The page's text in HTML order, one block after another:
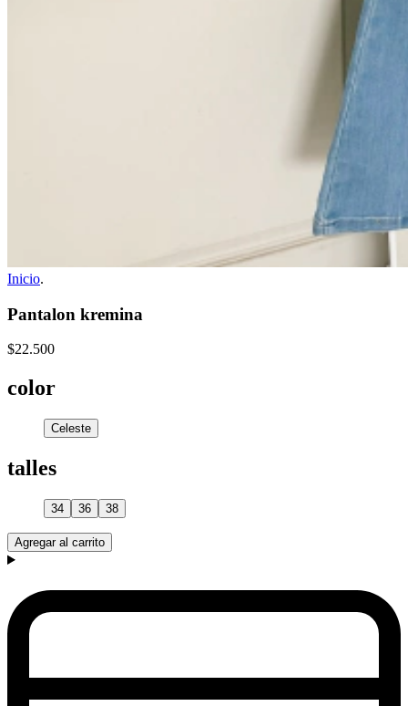
Inicio.
Pantalon kremina
$22.500
color
Celeste
talles
34 36 38
Agregar al carrito